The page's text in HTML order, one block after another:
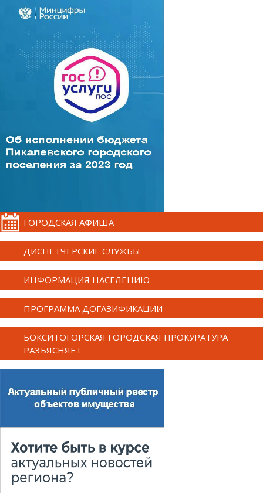
ГОРОДСКАЯ АФИША
ДИСПЕТЧЕРСКИЕ СЛУЖБЫ
ИНФОРМАЦИЯ НАСЕЛЕНИЮ
ПРОГРАММА ДОГАЗИФИКАЦИИ
БОКСИТОГОРСКАЯ ГОРОДСКАЯ ПРОКУРАТУРА
РАЗЪЯСНЯЕТ